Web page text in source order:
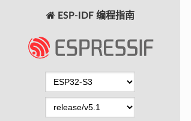
ESP-IDF 编程指南